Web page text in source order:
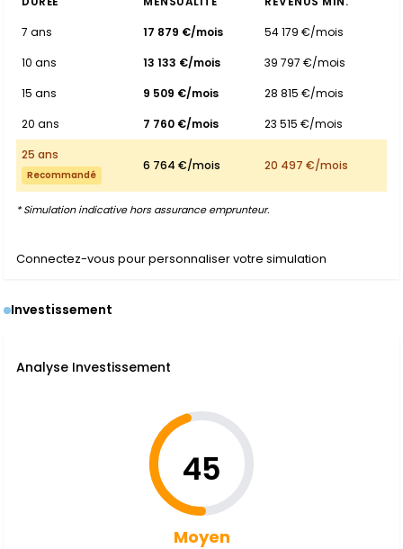
7 ans
17 879 €/mois
54 179 €/mois
10 ans
13 133 €/mois
39 797 €/mois
15 ans
9 509 €/mois
28 815 €/mois
20 ans
7 760 €/mois
23 515 €/mois
25 ans
Recommandé
6 764 €/mois 20 497 €/mois
* Simulation indicative hors assurance emprunteur.
Connectez-vous pour personnaliser votre simulation
Investissement
Analyse Investissement
45
Moyen